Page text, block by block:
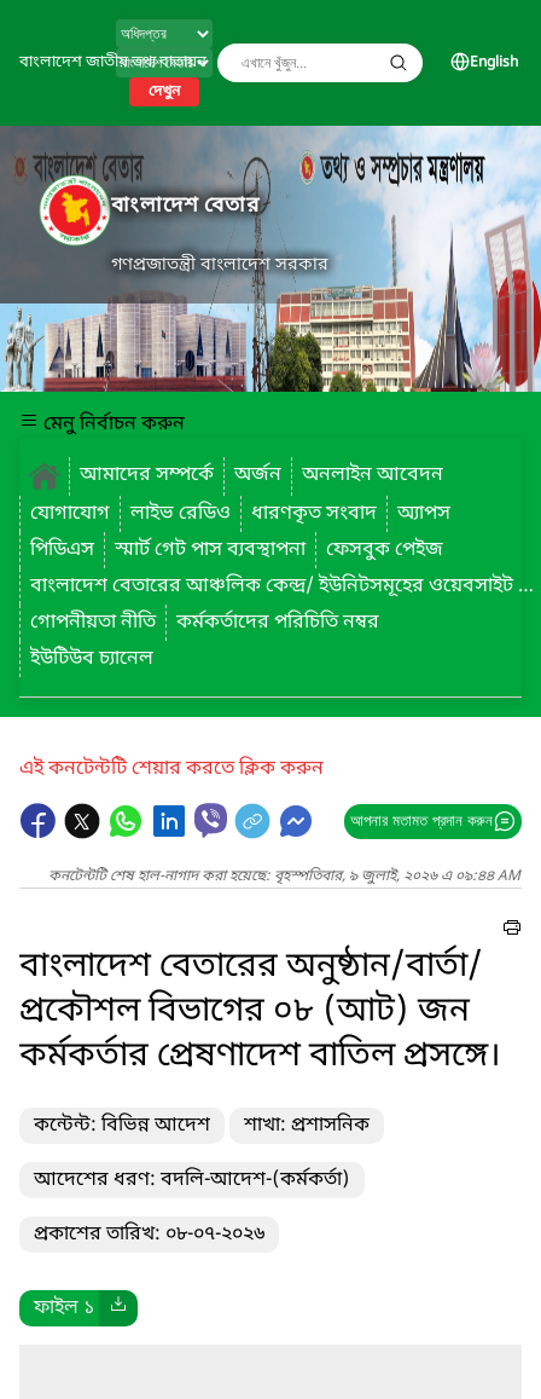
বাংলাদেশ জাতীয় তথ্য বাতায়ন
দেখুন
English
বাংলাদেশ বেতার
গণপ্রজাতন্ত্রী বাংলাদেশ সরকার
মেনু নির্বাচন করুন
আমাদের সম্পর্কে
অর্জন
অনলাইন আবেদন
যোগাযোগ
লাইভ রেডিও ধারণকৃত সংবাদ
অ্যাপস
পিডিএস
স্মার্ট গেট পাস ব্যবস্থাপনা
ফেসবুক পেইজ
বাংলাদেশ বেতারের আঞ্চলিক কেন্দ্র/ ইউনিটসমূহের ওয়েবসাইট লিংক
গোপনীয়তা নীতি
কর্মকর্তাদের পরিচিতি নম্বর
ইউটিউব চ্যানেল
এই কনটেন্টটি শেয়ার করতে ক্লিক করুন
আপনার মতামত প্রদান করুন
কনটেন্টটি শেষ হাল-নাগাদ করা হয়েছে: বৃহস্পতিবার, ৯ জুলাই, ২০২৬ এ ০৯:৪৪ AM
বাংলাদেশ বেতারের অনুষ্ঠান/বার্তা/
প্রকৌশল বিভাগের ০৮ (আট) জন
কর্মকর্তার প্রেষণাদেশ বাতিল প্রসঙ্গে।
কন্টেন্ট: বিভিন্ন আদেশ শাখা: প্রশাসনিক
আদেশের ধরণ: বদলি-আদেশ-(কর্মকর্তা)
প্রকাশের তারিখ: ০৮-০৭-২০২৬
ফাইল ১